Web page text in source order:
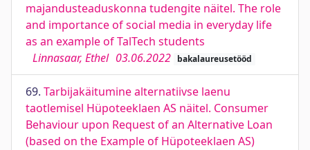
majandusteaduskonna tudengite näitel. The role
and importance of social media in everyday life
as an example of TalTech students
Linnasaar, Ethel 03.06.2022 bakalaureusetööd
69. Tarbijakäitumine alternatiivse laenu
taotlemisel Hüpoteeklaen AS näitel. Consumer
Behaviour upon Request of an Alternative Loan
(based on the Example of Hüpoteeklaen AS)